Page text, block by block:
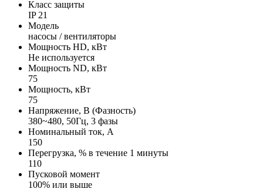
Класс защиты
IP 21
Модель
насосы / вентиляторы
Мощность HD, кВт
Не используется
Мощность ND, кВт
75
Мощность, кВт
75
Напряжение, В (Фазность)
380~480, 50Гц, 3 фазы
Номинальный ток, А
150
Перегрузка, % в течение 1 минуты
110
Пусковой момент
100% или выше